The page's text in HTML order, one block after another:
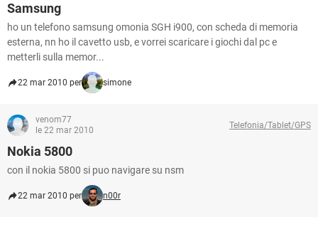
Samsung
ho un telefono samsung omonia SGH i900, con scheda di memoria
esterna, nn ho il cavetto usb, e vorrei scaricare i giochi dal pc e
metterli sulla memor...
22 mar 2010 per simone
venom77
le 22 mar 2010
Telefonia/Tablet/GPS
Nokia 5800
con il nokia 5800 si puo navigare su nsm
22 mar 2010 per n00r